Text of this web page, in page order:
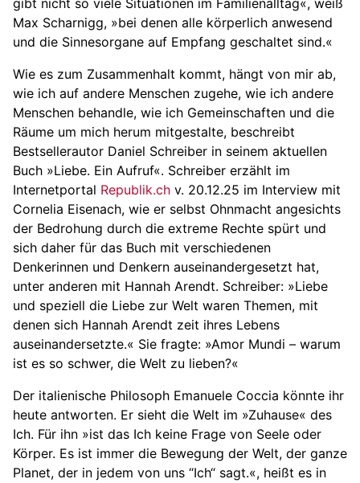
gibt nicht so viele Situationen im Familienalltag«, weiß
Max Scharnigg, »bei denen alle körperlich anwesend
und die Sinnesorgane auf Empfang geschaltet sind.«
Wie es zum Zusammenhalt kommt, hängt von mir ab,
wie ich auf andere Menschen zugehe, wie ich andere
Menschen behandle, wie ich Gemeinschaften und die
Räume um mich herum mitgestalte, beschreibt
Bestseller­autor Daniel Schreiber in seinem aktuellen
Buch »Liebe. Ein Aufruf«. Schreiber erzählt im
Internetportal Republik.ch v. 20.12.25 im Interview mit
Cornelia Eisenach, wie er selbst Ohnmacht angesichts
der Bedrohung durch die extreme Rechte spürt und
sich daher für das Buch mit verschiedenen
Denkerinnen und Denkern auseinander­gesetzt hat,
unter anderen mit Hannah Arendt. Schreiber: »Liebe
und speziell die Liebe zur Welt waren Themen, mit
denen sich Hannah Arendt zeit ihres Lebens
auseinandersetzte.« Sie fragte: »Amor Mundi – warum
ist es so schwer, die Welt zu lieben?«
Der italienische Philosoph Emanuele Coccia könnte ihr
heute antworten. Er sieht die Welt im »Zuhause« des
Ich. Für ihn »ist das Ich keine Frage von Seele oder
Körper. Es ist immer die Bewegung der Welt, der ganze
Planet, der in jedem von uns “Ich“ sagt.«, heißt es in